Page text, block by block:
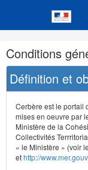
Navigation
et
outils
annexes
Conditions
Définition et
Cerbère est le portail
mises en oeuvre par
Ministère de la
Collectivités
« le Ministère » (voir
ethttp://